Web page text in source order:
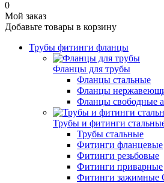
0
Мой заказ
Добавьте товары в корзину
Трубы фитинги фланцы
Фланцы для трубы
Фланцы стальные
Фланцы
Фланцы свободные
Трубы и фитинги
Трубы стальные
Фитинги фланцевые
Фитинги резьбовые
Фитинги приварные
Фитинги зажимные